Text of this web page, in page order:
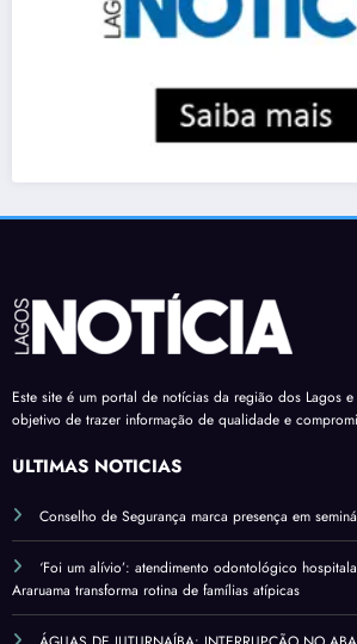
Este site é um portal de notícias da região dos Lagos
objetivo de trazer informação de qualidade e
ÚLTIMAS NOTÍCIAS
Conselho de Segurança marca presença em
‘Foi um alívio’: atendimento odontológico
Araruama transforma rotina de famílias atípicas